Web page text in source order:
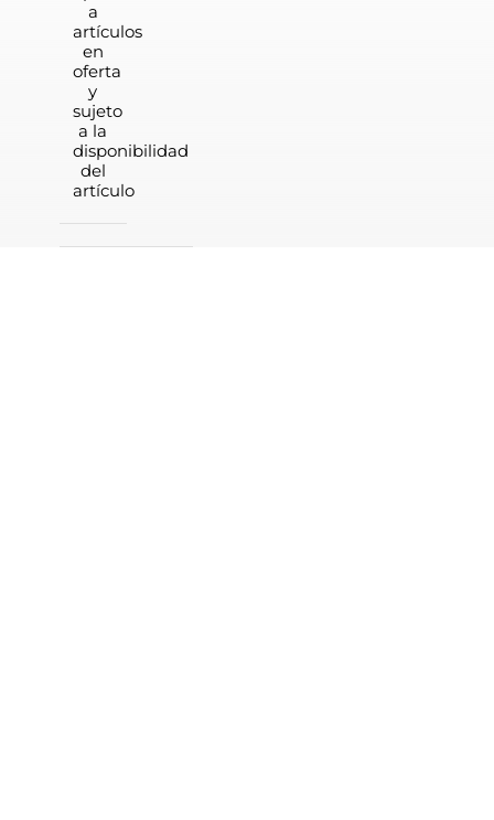
a
artículos
en
oferta
y
sujeto
a la
disponibilidad
del
artículo